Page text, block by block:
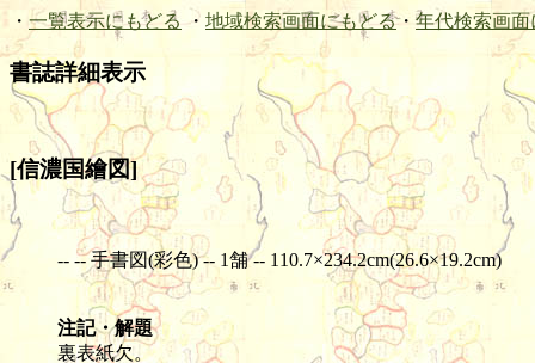
・ 一覧表示にもどる ・ 地域検索画面にもどる・ 年代検索画面
書誌詳細表示
[信濃国繪図]
-- -- 手書図(彩色) -- 1舗 -- 110.7×234.2cm(26.6×19.2cm)
注記・解題
裏表紙欠。